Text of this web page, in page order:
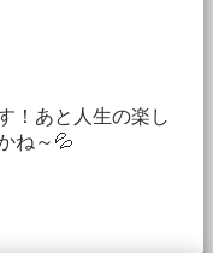
！あと人生の楽し
ね～💦